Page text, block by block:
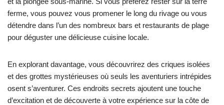
ferme, vous pouvez vous promener le long du rivage ou vous
détendre dans l’un des nombreux bars et restaurants de plage
pour déguster une délicieuse cuisine locale.
En explorant davantage, vous découvrirez des criques isolées
et des grottes mystérieuses où seuls les aventuriers intrépides
osent s’aventurer. Ces endroits secrets ajoutent une touche
d’excitation et de découverte à votre expérience sur la côte de